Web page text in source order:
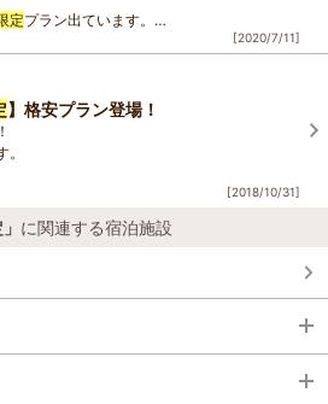
急なご用事などで
定プラン出ています。
。
[2020/7/11]
】格安プラン登場！
ウィンイベントを実施中です。
[2018/10/31]
に関連する宿泊施設